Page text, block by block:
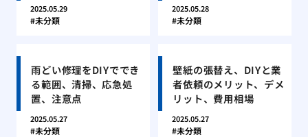
2025.05.29
未分類
2025.05.28
未分類
雨どい修理をDIYででき
る範囲、清掃、応急処
置、注意点
2025.05.27
未分類
壁紙の張替え、DIYと業
者依頼のメリット、デメ
リット、費用相場
2025.05.27
未分類